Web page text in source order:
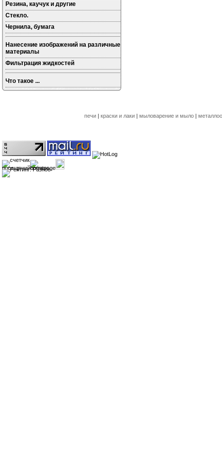
Резина, каучук и другие
Стекло.
Чернила, бумага
Нанесение изображений на различные
материалы
Фильтрация жидкостей
Что такое ...
печи | краски и лаки | мыловарение и мыло |